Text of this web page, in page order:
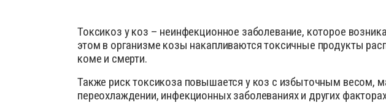
Препараты для свиней
Инструменты для обрезки копыт
Лечебные инъекционные
Препараты для внутриматочного
Токсикоз у коз – неинфекционное заболевание, которое
этом в организме козы накапливаются токсичные продукты
коме и смерти.
Также риск токсикоза повышается у коз с избыточным весом,
переохлаждении, инфекционных заболеваниях и других